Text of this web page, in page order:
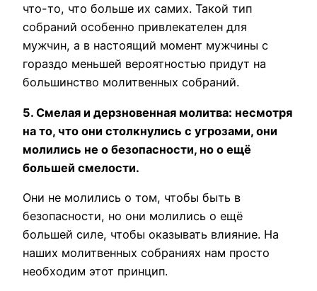
что-то, что больше их самих. Такой тип
собраний особенно привлекателен для
мужчин, а в настоящий момент мужчины с
гораздо меньшей вероятностью придут на
большинство молитвенных собраний.
5. Смелая и дерзновенная молитва: несмотря
на то, что они столкнулись с угрозами, они
молились не о безопасности, но о ещё
большей смелости.
Они не молились о том, чтобы быть в
безопасности, но они молились о ещё
большей силе, чтобы оказывать влияние. На
наших молитвенных собраниях нам просто
необходим этот принцип.